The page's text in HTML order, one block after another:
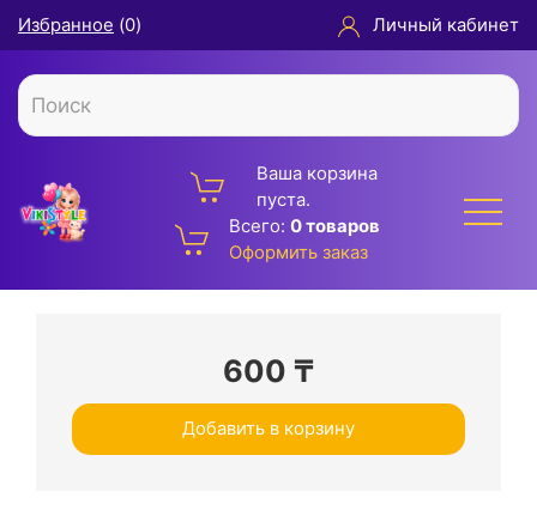
Избранное (0) Личный кабинет
Ваша корзина
пуста.
Всего: 0 товаров
Оформить заказ
600 ₸
Добавить в корзину